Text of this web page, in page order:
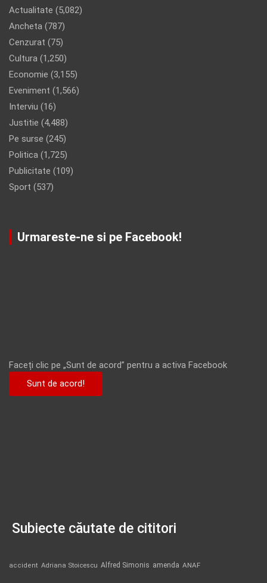
Actualitate (5,082)
Ancheta (787)
Cenzurat (75)
Cultura (1,250)
Economie (3,155)
Eveniment (1,566)
Interviu (16)
Justitie (4,488)
Pe surse (245)
Politica (1,725)
Publicitate (109)
Sport (537)
Urmareste-ne si pe Facebook!
Faceți clic pe „Sunt de acord” pentru a activa Facebook
Sunt de acord!
Subiecte căutate de cititori
accident Adriana Stoicescu Alfred Simonis amenda ANAF